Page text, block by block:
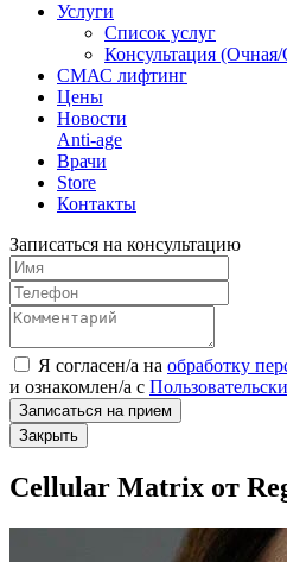
Услуги
Список услуг
Консультация
СМАС лифтинг
Цены
Новости
Anti-age
Врачи
Store
Контакты
Записаться на консультацию
Я согласен/а на обработку
и ознакомлен/а с
Записаться на прием
Закрыть
Cellular Matrix от